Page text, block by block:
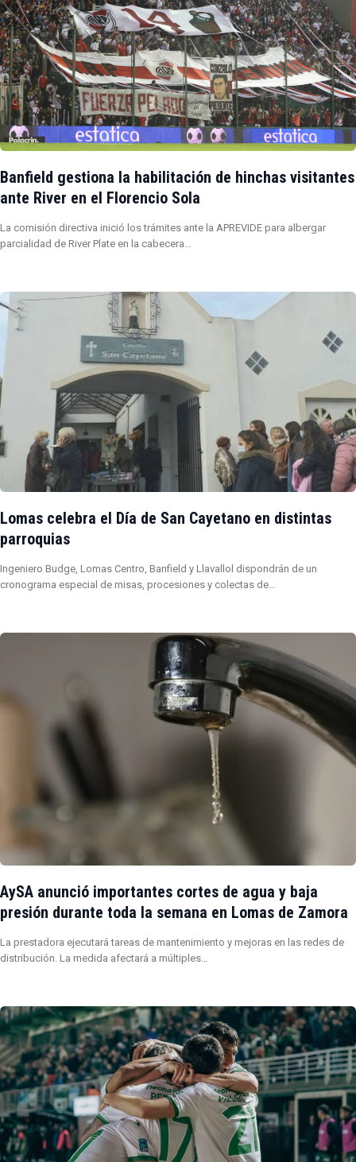
Banfield gestiona la habilitación de hinchas visitantes
ante River en el Florencio Sola
La comisión directiva inició los trámites ante la APREVIDE para albergar
parcialidad de River Plate en la cabecera…
Lomas celebra el Día de San Cayetano en distintas
parroquias
Ingeniero Budge, Lomas Centro, Banfield y Llavallol dispondrán de un
cronograma especial de misas, procesiones y colectas de…
AySA anunció importantes cortes de agua y baja
presión durante toda la semana en Lomas de Zamora
La prestadora ejecutará tareas de mantenimiento y mejoras en las redes de
distribución. La medida afectará a múltiples…